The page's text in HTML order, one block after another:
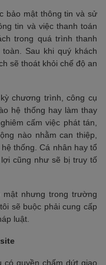
bảo mật thông tin và sử
tin và việc thanh toán
trong quá trình thanh
Sau khi quý khách
sẽ thoát khỏi chế độ an
chương trình, công cụ
hệ thống hay làm thay
cấm việc phát tán,
nào nhằm can thiệp,
thống. Cá nhân hay tổ
cũng như sẽ bị truy tố
nhưng trong trường
sẽ buộc phải cung cấp
luật.
có quyền chấm dứt giao